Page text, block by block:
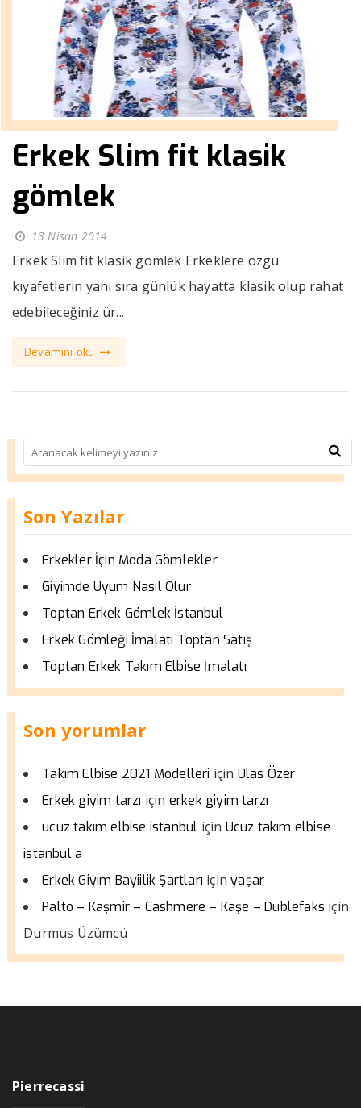
Erkek Slim fit klasik
gömlek
13 Nisan 2014
Erkek Slim fit klasik gömlek Erkeklere özgü
kıyafetlerin yanı sıra günlük hayatta klasik olup rahat
edebileceğiniz ür...
Devamını oku
Son Yazılar
Erkekler İçin Moda Gömlekler
Giyimde Uyum Nasıl Olur
Toptan Erkek Gömlek İstanbul
Erkek Gömleği İmalatı Toptan Satış
Toptan Erkek Takım Elbise İmalatı
Son yorumlar
Takım Elbise 2021 Modelleri için Ulas Özer
Erkek giyim tarzı için erkek giyim tarzı
ucuz takım elbise istanbul için Ucuz takım elbise
istanbul a
Erkek Giyim Bayiilik Şartları içinyaşar
Palto – Kaşmir – Cashmere – Kaşe – Dublefaks için
Durmus Üzümcü
Pierrecassi